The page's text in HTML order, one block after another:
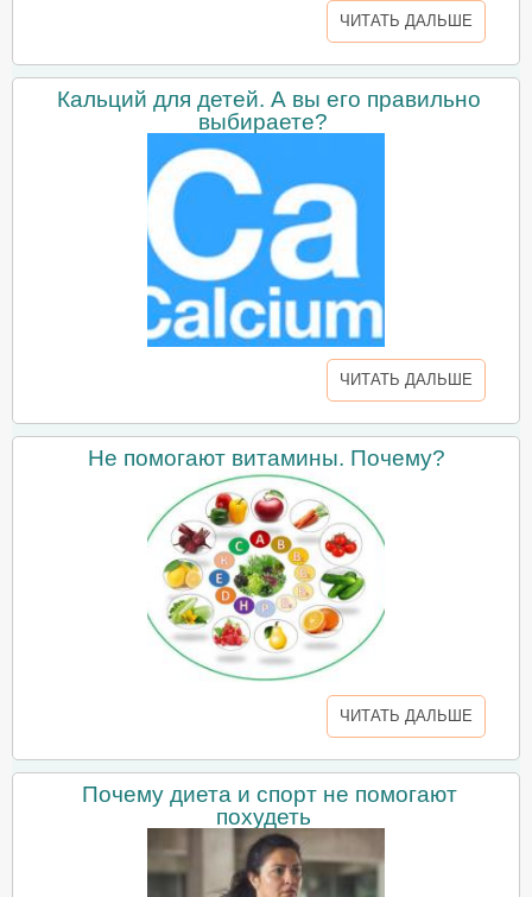
ЧИТАТЬ ДАЛЬШЕ
Кальций для детей. А вы его правильно
выбираете?
ЧИТАТЬ ДАЛЬШЕ
Не помогают витамины. Почему?
ЧИТАТЬ ДАЛЬШЕ
Почему диета и спорт не помогают
похудеть